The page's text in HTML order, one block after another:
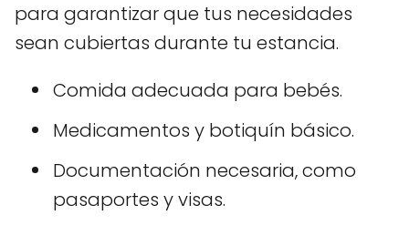
para garantizar que tus necesidades
sean cubiertas durante tu estancia.
Comida adecuada para bebés.
Medicamentos y botiquín básico.
Documentación necesaria, como
pasaportes y visas.